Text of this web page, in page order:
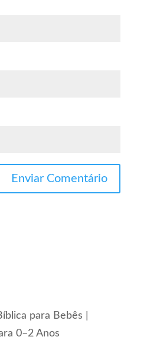
para Bebês |
0–2 Anos